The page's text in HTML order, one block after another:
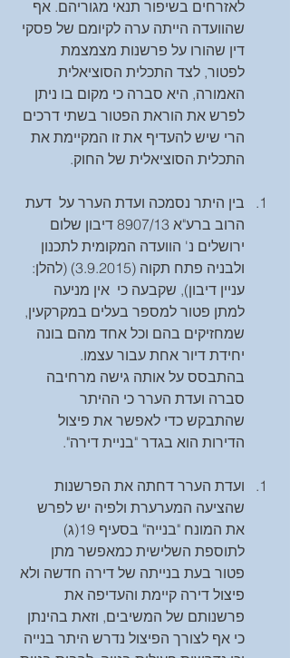
לאזרחים בשיפור תנאי מגוריהם. אף
שהוועדה הייתה ערה לקיומם של פסקי
דין שהורו על פרשנות מצמצמת
לפטור, לצד התכלית הסוציאלית
האמורה, היא סברה כי מקום בו ניתן
לפרש את הוראת הפטור בשתי דרכים
הרי שיש להעדיף את זו המקיימת את
התכלית הסוציאלית של החוק.
בין היתר נסמכה ועדת הערר על  דעת
הרוב ברע"א 8907/13 דיבון שלום
ירושלים נ' הוועדה המקומית לתכנון
ולבניה פתח תקוה (3.9.2015) (להלן:
עניין דיבון), שקבעה כי  אין מניעה
למתן פטור למספר בעלים במקרקעין,
שמחזיקים בהם וכל אחד מהם בונה
יחידת דיור אחת עבור עצמו.
בהתבסס על אותה גישה מרחיבה
סברה ועדת הערר כי ההיתר
שהתבקש כדי לאפשר את פיצול
הדירות הוא בגדר "בניית דירה".
ועדת הערר דחתה את הפרשנות
שהציעה המערערת ולפיה יש לפרש
את המונח "בנייה" בסעיף 19(ג)
לתוספת השלישית כמאפשר מתן
פטור בעת בנייתה של דירה חדשה ולא
פיצול דירה קיימת והעדיפה את
פרשנותם של המשיבים, וזאת בהינתן
כי אף לצורך הפיצול נדרש היתר בנייה